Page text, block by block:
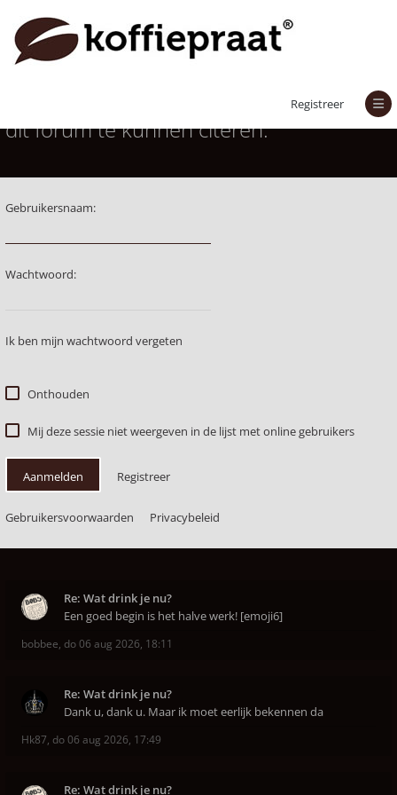
Registreer
Je moet aangemeld zijn om berichten in
dit forum te kunnen citeren.
Gebruikersnaam:
Wachtwoord:
Ik ben mijn wachtwoord vergeten
Onthouden
Mij deze sessie niet weergeven in de lijst met online gebruikers
Aanmelden Registreer
Gebruikersvoorwaarden Privacybeleid
Re: Wat drink je nu?
Een goed begin is het halve werk! [emoji6]
bobbee, do 06 aug 2026, 18:11
Re: Wat drink je nu?
Dank u, dank u. Maar ik moet eerlijk bekennen da
Hk87, do 06 aug 2026, 17:49
Re: Wat drink je nu?